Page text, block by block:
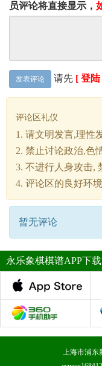
员评论将直接显示，
发表评论 请先 [ 登陆
评论区礼仪
1. 请文明发言,理性
2. 禁止讨论政治,色
3. 不进行人身攻击,
4. 评论区的良好环
暂无评论
永乐象棋棋谱APP下载
上海市浦东